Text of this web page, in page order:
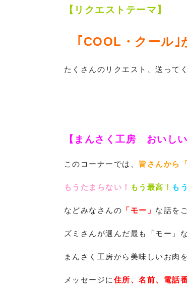
【リクエストテーマ】
｢COOL・クール｣
たくさんのリクエスト、送って
【まんさく工房 おいし
このコーナーでは、 皆さんから
もうたまらない！ もう最高！ も
などみなさんの 「モー」 な話を
ズミさんが選んだ最も「モー」
まんさく工房から美味しいお肉
メッセージに 住所、名前、電話